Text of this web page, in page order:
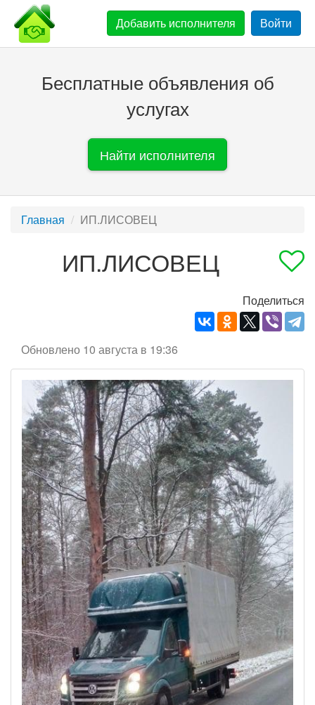
Добавить исполнителя Войти
Бесплатные объявления об
услугах
Найти исполнителя
Главная ИП.ЛИСОВЕЦ
ИП.ЛИСОВЕЦ
Поделиться
Обновлено 10 августа в 19:36